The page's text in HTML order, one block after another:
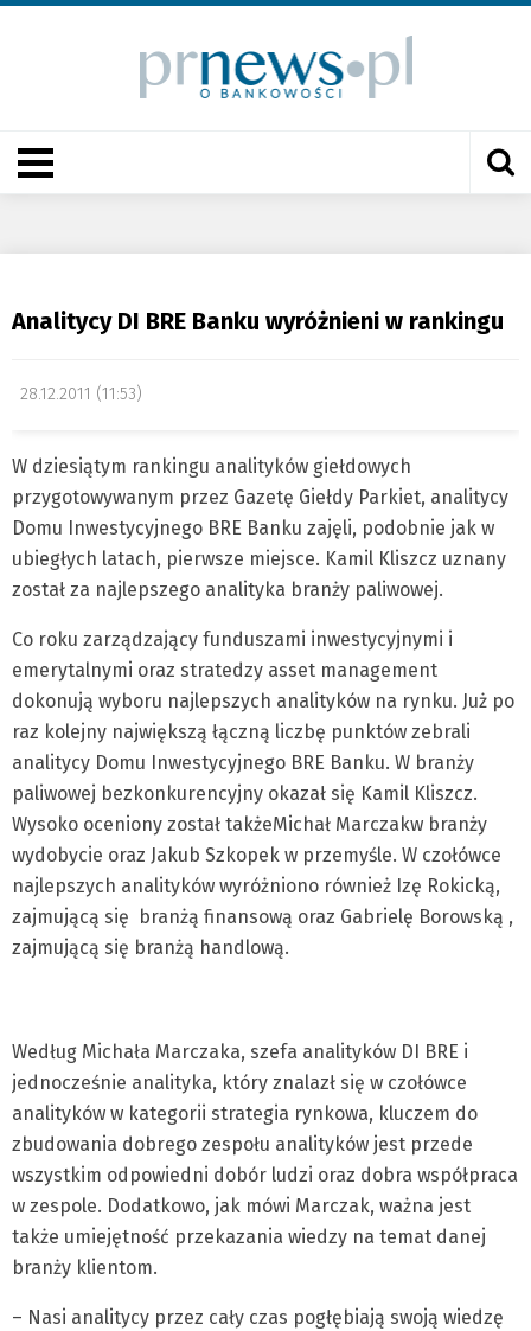
Analitycy DI BRE Banku wyróżnieni w rankingu
28.12.2011 (11:53)
W dziesiątym rankingu analityków giełdowych
przygotowywanym przez Gazetę Giełdy Parkiet, analitycy
Domu Inwestycyjnego BRE Banku zajęli, podobnie jak w
ubiegłych latach, pierwsze miejsce. Kamil Kliszcz uznany
został za najlepszego analityka branży paliwowej.
Co roku zarządzający funduszami inwestycyjnymi i
emerytalnymi oraz stratedzy asset management
dokonują wyboru najlepszych analityków na rynku. Już po
raz kolejny największą łączną liczbę punktów zebrali
analitycy Domu Inwestycyjnego BRE Banku. W branży
paliwowej bezkonkurencyjny okazał się Kamil Kliszcz.
Wysoko oceniony został takżeMichał Marczakw branży
wydobycie oraz Jakub Szkopek w przemyśle. W czołówce
najlepszych analityków wyróżniono również Izę Rokicką,
zajmującą się branżą finansową oraz Gabrielę Borowską ,
zajmującą się branżą handlową.
Według Michała Marczaka, szefa analityków DI BRE i
jednocześnie analityka, który znalazł się w czołówce
analityków w kategorii strategia rynkowa, kluczem do
zbudowania dobrego zespołu analityków jest przede
wszystkim odpowiedni dobór ludzi oraz dobra współpraca
w zespole. Dodatkowo, jak mówi Marczak, ważna jest
także umiejętność przekazania wiedzy na temat danej
branży klientom.
– Nasi analitycy przez cały czas pogłębiają swoją wiedzę